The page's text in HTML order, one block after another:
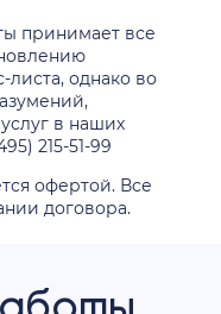
принимает все
листа, однако во
в наших
215-51-99
офертой. Все
договора.